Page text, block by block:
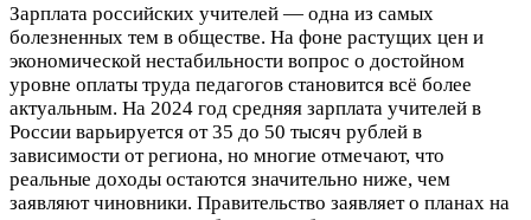
Зарплата российских учителей — одна из самых
болезненных тем в обществе. На фоне растущих цен и
экономической нестабильности вопрос о достойном
уровне оплаты труда педагогов становится всё более
актуальным. На 2024 год средняя зарплата учителей в
России варьируется от 35 до 50 тысяч рублей в
зависимости от региона, но многие отмечают, что
реальные доходы остаются значительно ниже, чем
заявляют чиновники. Правительство заявляет о планах на